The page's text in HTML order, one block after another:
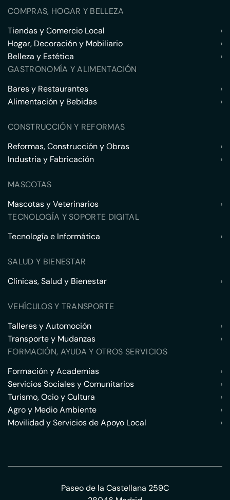
COMPRAS, HOGAR Y BELLEZA
Tiendas y Comercio Local
›
Hogar, Decoración y Mobiliario
›
Belleza y Estética
›
GASTRONOMÍA Y ALIMENTACIÓN
Bares y Restaurantes
›
Alimentación y Bebidas
›
CONSTRUCCIÓN Y REFORMAS
Reformas, Construcción y Obras
›
Industria y Fabricación
›
MASCOTAS
Mascotas y Veterinarios
›
TECNOLOGÍA Y SOPORTE DIGITAL
Tecnología e Informática
›
SALUD Y BIENESTAR
Clínicas, Salud y Bienestar
›
VEHÍCULOS Y TRANSPORTE
Talleres y Automoción
›
Transporte y Mudanzas
›
FORMACIÓN, AYUDA Y OTROS SERVICIOS
Formación y Academias
›
Servicios Sociales y Comunitarios
›
Turismo, Ocio y Cultura
›
Agro y Medio Ambiente
›
Movilidad y Servicios de Apoyo Local
›
Paseo de la Castellana 259C